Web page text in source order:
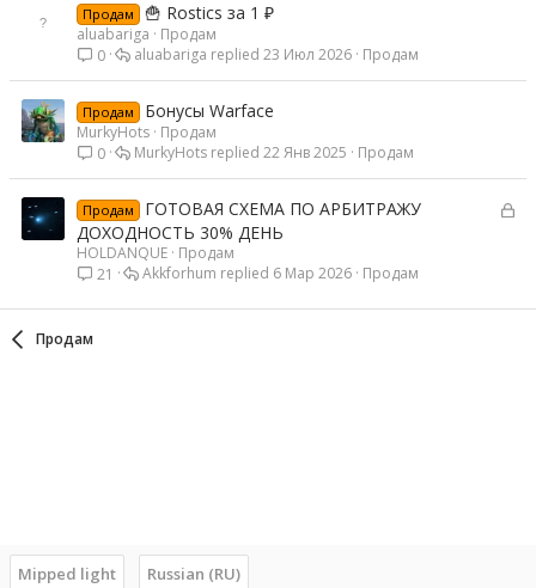
Продам 🍟 Rostics за 1 ₽
aluabariga
Продам
0
Продам
23 Июл 2026
aluabariga
Продам Бонусы Warface
MurkyHots Продам
0
Продам
22 Янв 2025
MurkyHots
З
Продам
ГОТОВАЯ СХЕМА ПО АРБИТРАЖУ
ДОХОДНОСТЬ 30% ДЕНЬ
HOLDANQUE Продам
21
Продам
6 Мар 2026
Akkforhum
Продам
Mipped light Russian (RU)